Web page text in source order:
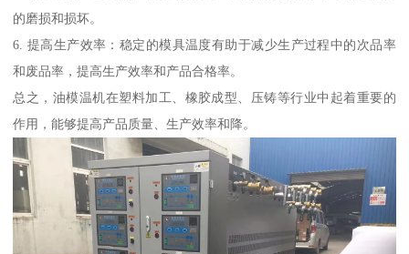
的磨损和损坏。
6. 提高生产效率：稳定的模具温度有助于减少生产过程中的次品率
和废品率，提高生产效率和产品合格率。
总之，油模温机在塑料加工、橡胶成型、压铸等行业中起着重要的
作用，能够提高产品质量、生产效率和降。